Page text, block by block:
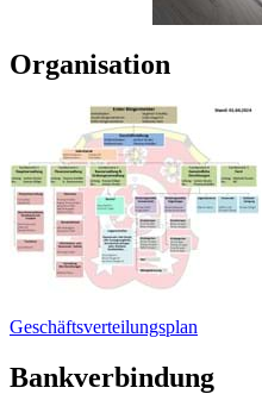
Organisation
Geschäftsverteilungsplan
Bankverbindung